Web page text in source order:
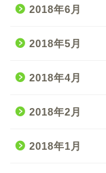
2018年6月
2018年5月
2018年4月
2018年2月
2018年1月